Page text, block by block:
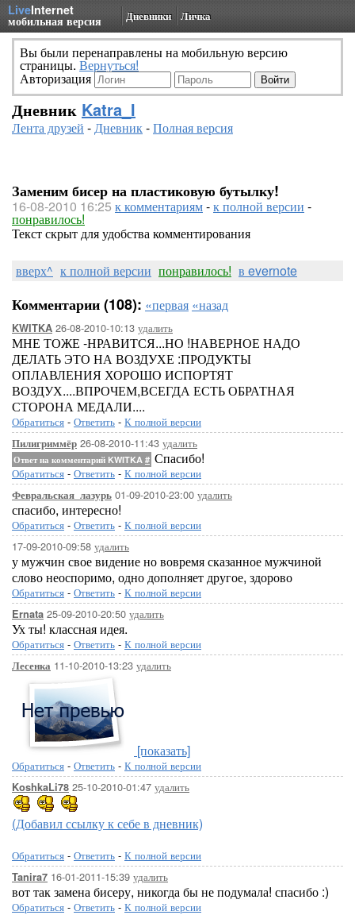
LiveInternet
мобильная версия Дневники Личка
Вы были перенаправлены на мобильную версию
страницы. Вернуться!
Авторизация
Дневник Katra_I
Лента друзей -Дневник-Полная версия
Заменим бисер на пластиковую бутылку!
16-08-2010 16:25 к комментариям-к полной версии -
понравилось!
Текст скрыт для удобства комментирования
вверх^ к полной версии понравилось! в evernote
Комментарии (108): «первая «назад
KWITKA 26-08-2010-10:13 удалить
МНЕ ТОЖЕ -НРАВИТСЯ...НО !НАВЕРНОЕ НАДО
ДЕЛАТЬ ЭТО НА ВОЗДУХЕ :ПРОДУКТЫ
ОПЛАВЛЕНИЯ ХОРОШО ИСПОРТЯТ
ВОЗДУХ....ВПРОЧЕМ,ВСЕГДА ЕСТЬ ОБРАТНАЯ
СТОРОНА МЕДАЛИ....
Обратиться - Ответить - К полной версии
Пилигриммёр 26-08-2010-11:43 удалить
Ответ на комментарий KWITKA # Спасибо!
Обратиться - Ответить - К полной версии
Февральская_лазурь 01-09-2010-23:00 удалить
спасибо, интересно!
Обратиться - Ответить - К полной версии
17-09-2010-09:58 удалить
у мужчин свое видение но вовремя сказанное мужчиной
слово неоспоримо, одно дополняет другое, здорово
Обратиться - Ответить - К полной версии
Ernata 25-09-2010-20:50 удалить
Ух ты! классная идея.
Обратиться - Ответить - К полной версии
Лесенка 11-10-2010-13:23 удалить
[показать]
Обратиться - Ответить - К полной версии
KoshkaLi78 25-10-2010-01:47 удалить
(Добавил ссылку к себе в дневник)
Обратиться - Ответить - К полной версии
Tanira7 16-01-2011-15:39 удалить
вот так замена бисеру, никогда бы не подумала! спасибо :)
Обратиться - Ответить - К полной версии